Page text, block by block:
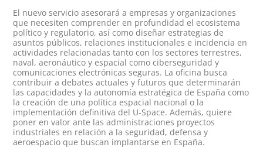
El nuevo servicio asesorará a empresas y organizaciones
que necesiten comprender en profundidad el ecosistema
político y regulatorio, así como diseñar estrategias de
asuntos públicos, relaciones institucionales e incidencia en
actividades relacionadas tanto con los sectores terrestres,
naval, aeronáutico y espacial como ciberseguridad y
comunicaciones electrónicas seguras. La oficina busca
contribuir a debates actuales y futuros que determinarán
las capacidades y la autonomía estratégica de España como
la creación de una política espacial nacional o la
implementación definitiva del U-Space. Además, quiere
poner en valor ante las administraciones proyectos
industriales en relación a la seguridad, defensa y
aeroespacio que buscan implantarse en España.